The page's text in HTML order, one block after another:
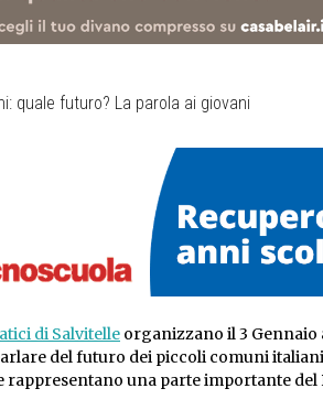
di Salvitelle organizzano il 3 Gennaio
del futuro dei piccoli comuni
rappresentano una parte importante del